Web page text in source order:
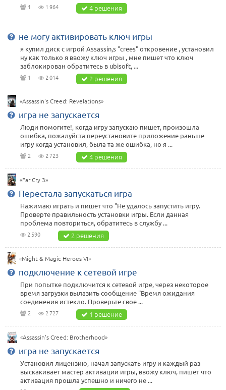
1 1 964 4 решения
не могу активировать ключ игры
я купил диск с игрой Assassin,s "crees" откровение , установил
ну как только я ввожу ключ игры , мне пишет что ключ
заблокирован обратитесь в ubisoft, ...
1 2 014 2 решения
«Assassin's Creed: Revelations»
игра не запускается
Люди помогите!, когда игру запускаю пишет, произошла
ошибка, пожалуйста переустановите приложение раньше
игру когда установил, была та же ошибка, но я ...
2 2 723 4 решения
«Far Cry 3»
Перестала запускаться игра
Нажимаю играть и пишет что "Не удалось запустить игру.
Проверте правильность установки игры. Если данная
проблема повториться, обратитесь в службу ...
2 590 2 решения
«Might & Magic Heroes VI»
подключение к сетевой игре
При попытке подключится к сетевой игре, через некоторое
время загрузки вылазить сообщение "Время ожидания
соединения истекло. Проверьте свое ...
2 2 727 1 решение
«Assassin's Creed: Brotherhood»
игра не запускается
Установил лицензию, начал запускать игру и каждый раз
выскакивает мастер активации игры, ввожу ключ, пишет что
активация прошла успешно и ничего не ...